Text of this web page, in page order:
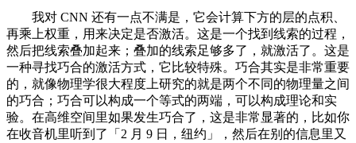
我对 CNN 还有一点不满是，它会计算下方的层的点积、
再乘上权重，用来决定是否激活。这是一个找到线索的过程，
然后把线索叠加起来；叠加的线索足够多了，就激活了。这是
一种寻找巧合的激活方式，它比较特殊。巧合其实是非常重要
的，就像物理学很大程度上研究的就是两个不同的物理量之间
的巧合；巧合可以构成一个等式的两端，可以构成理论和实
验。在高维空间里如果发生巧合了，这是非常显著的，比如你
在收音机里听到了「2 月 9 日，纽约」，然后在别的信息里又